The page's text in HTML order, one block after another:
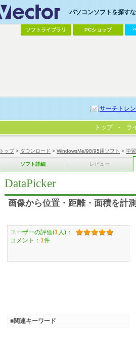
トップ> ダウンロード > WindowsMe/98/95用ソフト > 学
ソフト詳細 レビュー
DataPicker
画像から位置・距離・面積を計
ユーザーの評価(1 人)：
コメント： 1件
■関連キーワード
パソコンソフトを探す
ソフトライブラリ PCショップ
サーチトレン
トップ ラ